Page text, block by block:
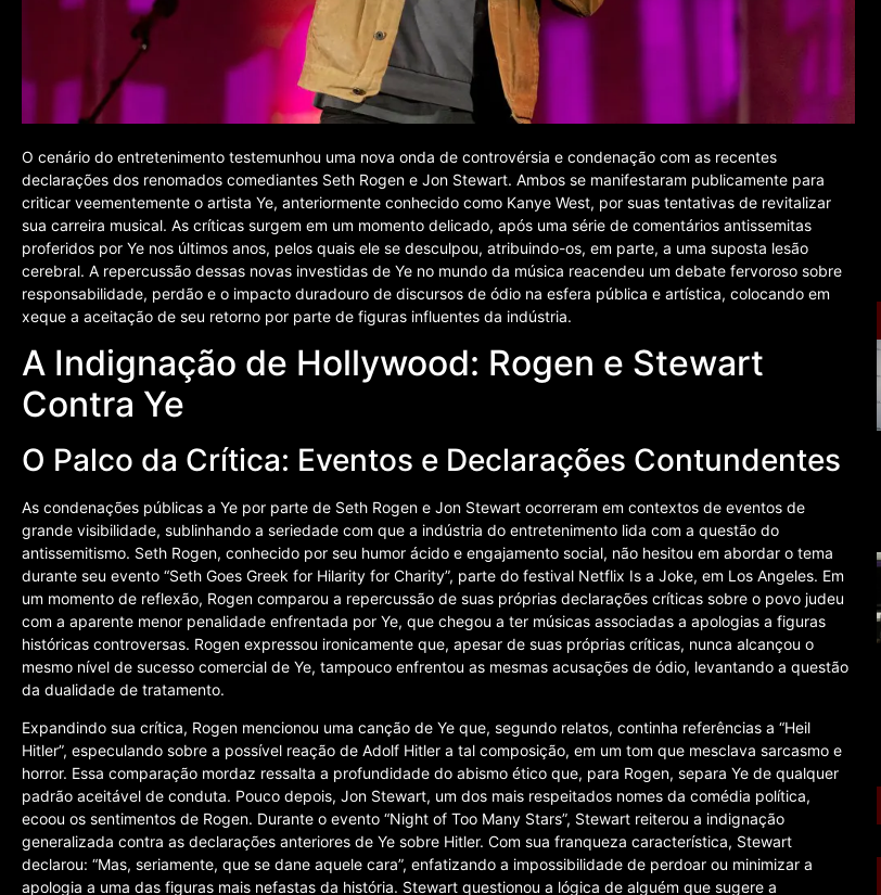
O cenário do entretenimento testemunhou uma nova onda de controvérsia e condenação com as recentes
declarações dos renomados comediantes Seth Rogen e Jon Stewart. Ambos se manifestaram publicamente para
criticar veementemente o artista Ye, anteriormente conhecido como Kanye West, por suas tentativas de revitalizar
sua carreira musical. As críticas surgem em um momento delicado, após uma série de comentários antissemitas
proferidos por Ye nos últimos anos, pelos quais ele se desculpou, atribuindo-os, em parte, a uma suposta lesão
cerebral. A repercussão dessas novas investidas de Ye no mundo da música reacendeu um debate fervoroso sobre
responsabilidade, perdão e o impacto duradouro de discursos de ódio na esfera pública e artística, colocando em
xeque a aceitação de seu retorno por parte de figuras influentes da indústria.
A Indignação de Hollywood: Rogen e Stewart
Contra Ye
O Palco da Crítica: Eventos e Declarações Contundentes
As condenações públicas a Ye por parte de Seth Rogen e Jon Stewart ocorreram em contextos de eventos de
grande visibilidade, sublinhando a seriedade com que a indústria do entretenimento lida com a questão do
antissemitismo. Seth Rogen, conhecido por seu humor ácido e engajamento social, não hesitou em abordar o tema
durante seu evento “Seth Goes Greek for Hilarity for Charity”, parte do festival Netflix Is a Joke, em Los Angeles. Em
um momento de reflexão, Rogen comparou a repercussão de suas próprias declarações críticas sobre o povo judeu
com a aparente menor penalidade enfrentada por Ye, que chegou a ter músicas associadas a apologias a figuras
históricas controversas. Rogen expressou ironicamente que, apesar de suas próprias críticas, nunca alcançou o
mesmo nível de sucesso comercial de Ye, tampouco enfrentou as mesmas acusações de ódio, levantando a questão
da dualidade de tratamento.
Expandindo sua crítica, Rogen mencionou uma canção de Ye que, segundo relatos, continha referências a “Heil
Hitler”, especulando sobre a possível reação de Adolf Hitler a tal composição, em um tom que mesclava sarcasmo e
horror. Essa comparação mordaz ressalta a profundidade do abismo ético que, para Rogen, separa Ye de qualquer
padrão aceitável de conduta. Pouco depois, Jon Stewart, um dos mais respeitados nomes da comédia política,
ecoou os sentimentos de Rogen. Durante o evento “Night of Too Many Stars”, Stewart reiterou a indignação
generalizada contra as declarações anteriores de Ye sobre Hitler. Com sua franqueza característica, Stewart
declarou: “Mas, seriamente, que se dane aquele cara”, enfatizando a impossibilidade de perdoar ou minimizar a
apologia a uma das figuras mais nefastas da história. Stewart questionou a lógica de alguém que sugere a